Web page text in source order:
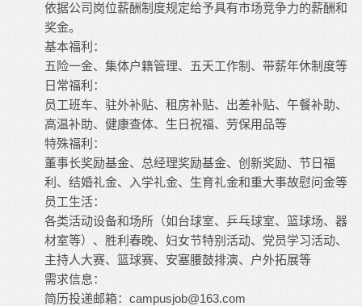
依据公司岗位薪酬制度规定给予具有市场竞争力的薪酬和
奖金。
基本福利：
五险一金、集体户籍管理、五天工作制、带薪年休制度等
日常福利：
员工班车、驻外补贴、租房补贴、出差补贴、午餐补助、
高温补助、健康查体、生日祝福、劳保用品等
特殊福利：
董事长奖励基金、总经理奖励基金、创新奖励、节日福
利、结婚礼金、入学礼金、生育礼金和重大事故慰问金等
员工生活：
各类活动设备和场所（如台球室、乒乓球室、篮球场、器
材室等）、胜利春晚、妇女节特别活动、党员学习活动、
主持人大赛、篮球赛、安塞腰鼓排演、户外拓展等
需求信息：
简历投递邮箱： campusjob@163.com